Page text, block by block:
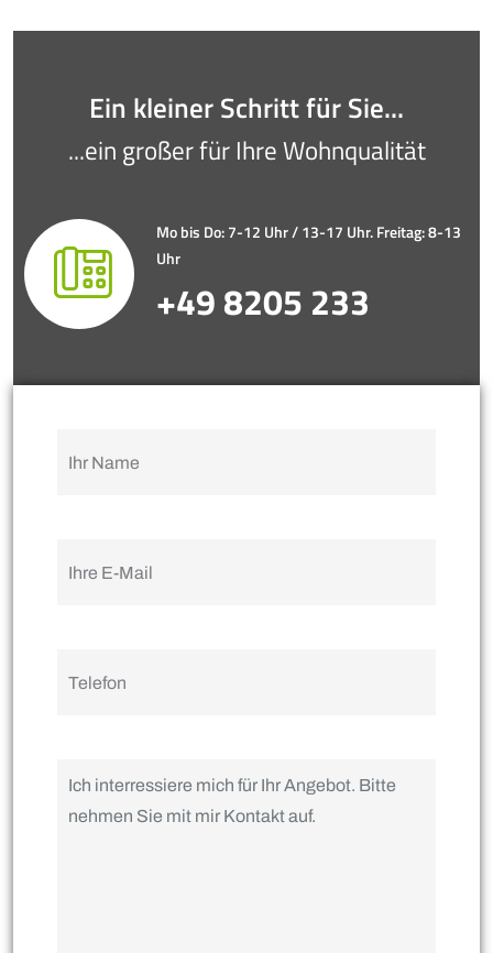
Ein kleiner Schritt für Sie...
...ein großer für Ihre Wohnqualität
Mo bis Do: 7-12 Uhr / 13-17 Uhr. Freitag: 8-13
Uhr
+49 8205 233